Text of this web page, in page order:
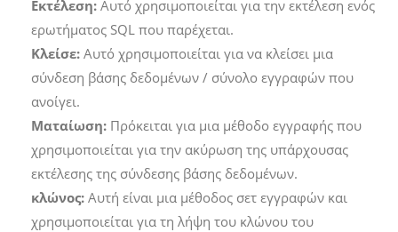
Εκτέλεση: Αυτό χρησιμοποιείται για την εκτέλεση ενός
ερωτήματος SQL που παρέχεται.
Κλείσε: Αυτό χρησιμοποιείται για να κλείσει μια
σύνδεση βάσης δεδομένων / σύνολο εγγραφών που
ανοίγει.
Ματαίωση: Πρόκειται για μια μέθοδο εγγραφής που
χρησιμοποιείται για την ακύρωση της υπάρχουσας
εκτέλεσης της σύνδεσης βάσης δεδομένων.
κλώνος: Αυτή είναι μια μέθοδος σετ εγγραφών και
χρησιμοποιείται για τη λήψη του κλώνου του